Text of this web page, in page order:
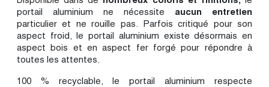
portail aluminium ne nécessite aucun entretien
particulier et ne rouille pas. Parfois critiqué pour son
aspect froid, le portail aluminium existe désormais en
aspect bois et en aspect fer forgé pour répondre à
toutes les attentes.
100 % recyclable, le portail aluminium respecte